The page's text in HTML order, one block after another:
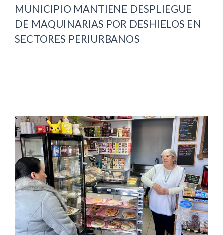
MUNICIPIO MANTIENE DESPLIEGUE
DE MAQUINARIAS POR DESHIELOS EN
SECTORES PERIURBANOS